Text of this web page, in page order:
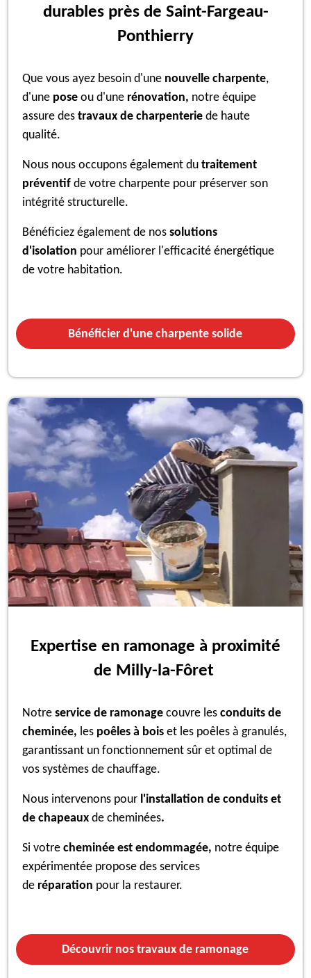
durables près de Saint-Fargeau-
Ponthierry
Que vous ayez besoin d'une nouvelle charpente,
d'une pose ou d'une rénovation, notre équipe
assure des travaux de charpenterie de haute
qualité.
Nous nous occupons également du traitement
préventif de votre charpente pour préserver son
intégrité structurelle.
Bénéficiez également de nos solutions
d'isolation pour améliorer l'efficacité énergétique
de votre habitation.
Bénéficier d'une charpente solide
Expertise en ramonage à proximité
de Milly-la-Fôret
Notre service de ramonage couvre les conduits de
cheminée, les poêles à bois et les poêles à granulés,
garantissant un fonctionnement sûr et optimal de
vos systèmes de chauffage.
Nous intervenons pour l'installation de conduits et
de chapeaux de cheminées.
Si votre cheminée est endommagée, notre équipe
expérimentée propose des services
de réparation pour la restaurer.
Découvrir nos travaux de ramonage